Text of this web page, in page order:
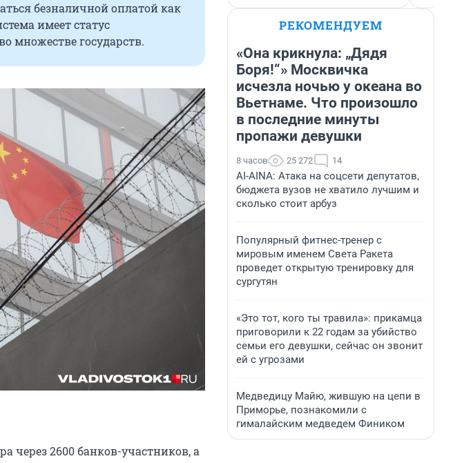
безналичной оплатой как
имеет статус
множестве государств.
через 2600 банков-участников, а
РЕКОМЕНДУЕМ
«Она крикнула: „Дядя
Боря!“» Москвичка
исчезла ночью у океана во
Вьетнаме. Что произошло
в последние минуты
пропажи девушки
8 часов 25 272 14
AI-AINA: Атака на соцсети депутатов,
бюджета вузов не хватило лучшим и
сколько стоит арбуз
Популярный фитнес-тренер с
мировым именем Света Ракета
проведет открытую тренировку для
сургутян
«Это тот, кого ты травила»: прикамца
приговорили к 22 годам за убийство
семьи его девушки, сейчас он звонит
ей с угрозами
Медведицу Майю, жившую на цепи в
Приморье, познакомили с
гималайским медведем Фиником